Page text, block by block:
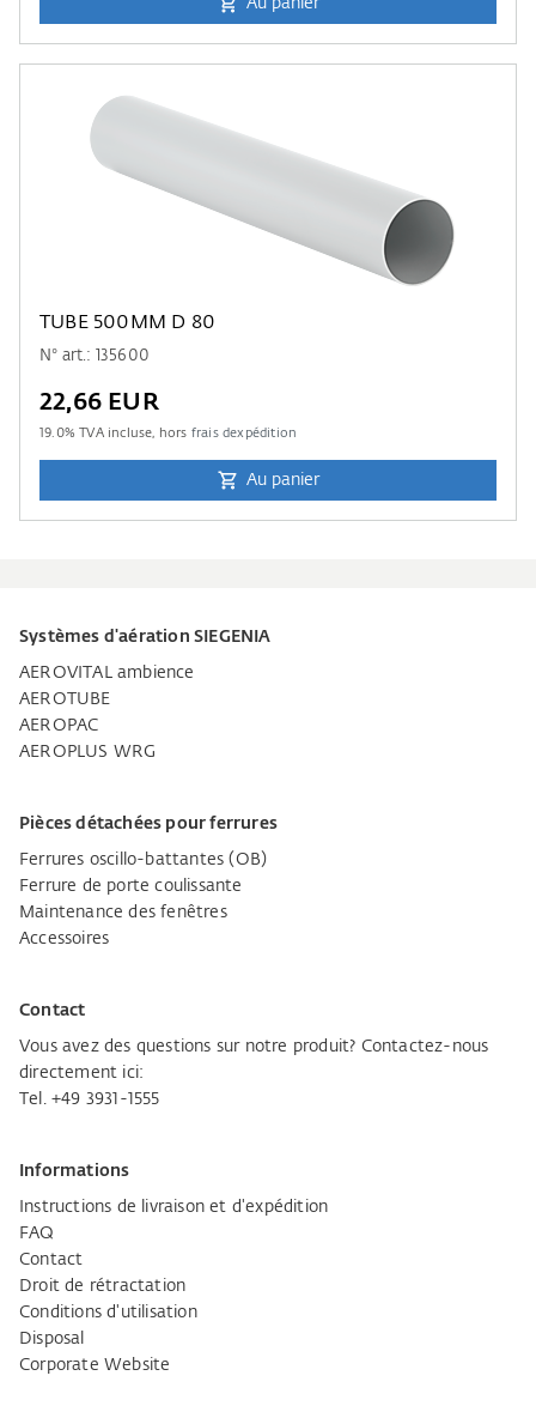
Au panier
TUBE 500MM D 80
N° art.: 135600
22,66 EUR
19.0% TVA incluse, hors frais dexpédition
Au panier
Systèmes d'aération SIEGENIA
AEROVITAL ambience
AEROTUBE
AEROPAC
AEROPLUS WRG
Pièces détachées pour ferrures
Ferrures oscillo-battantes (OB)
Ferrure de porte coulissante
Maintenance des fenêtres
Accessoires
Contact
Vous avez des questions sur notre produit? Contactez-nous
directement ici:
Tel. +49 3931-1555
Informations
Instructions de livraison et d'expédition
FAQ
Contact
Droit de rétractation
Conditions d'utilisation
Disposal
Corporate Website